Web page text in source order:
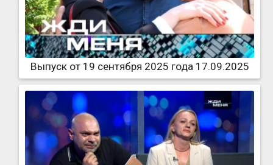
Выпуск от 19 сентября 2025 года 17.09.2025